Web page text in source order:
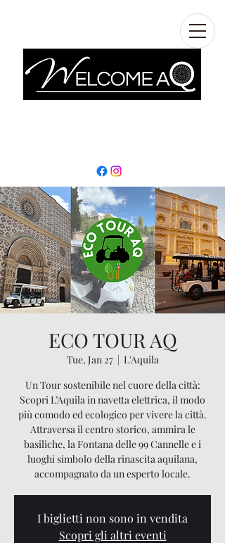
ECO TOUR AQ
Tue, Jan 27
  |
L'Aquila
Un Tour sostenibile nel cuore della città:
Scopri L’Aquila in navetta elettrica, il modo
più comodo ed ecologico per vivere la città.
Attraversa il centro storico, ammira le
basiliche, la Fontana delle 99 Cannelle e i
luoghi simbolo della rinascita aquilana,
accompagnato da un esperto locale.
I biglietti non sono in vendita
Scopri gli altri eventi